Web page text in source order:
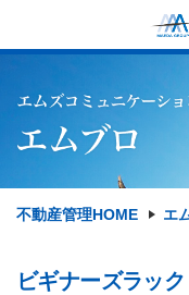
不動産管理HOME エ
ビギナーズラック